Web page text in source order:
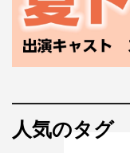
人気のタグ